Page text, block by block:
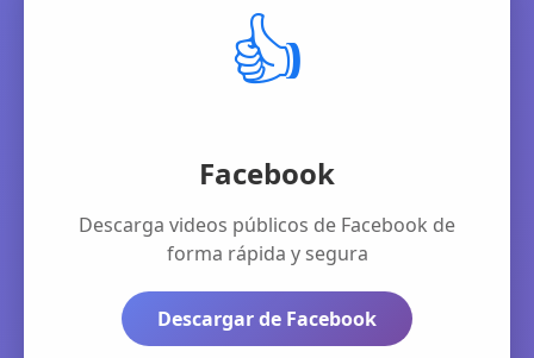
👍
Facebook
Descarga videos públicos de Facebook de
forma rápida y segura
Descargar de Facebook